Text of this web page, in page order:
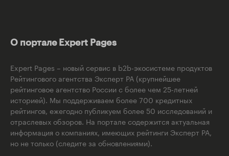
О портале Expert Pages
Expert Pages – новый сервис в b2b-экосистеме продуктов
Рейтингового агентства Эксперт РА (крупнейшее
рейтинговое агентство России с более чем 25-летней
историей). Мы поддерживаем более 700 кредитных
рейтингов, ежегодно публикуем более 50 исследований и
отраслевых обзоров. На портале содержится актуальная
информация о компаниях, имеющих рейтинги Эксперт РА,
но не только (следите за обновлениями).